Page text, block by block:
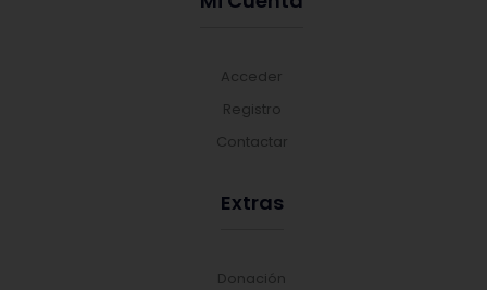
Acceder
Registro
Contactar
Extras
Donación